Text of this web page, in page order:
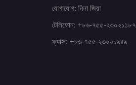
যোগাযোগ: নিনা জিয়া
টেলিফোন: +৮৬-৭৫৫-২৩০২১১৮৭
ফ্যাক্স: +৮৬-৭৫৫-২৩০২১৯৪৯